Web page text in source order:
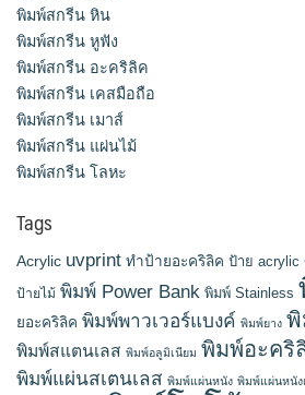
พิมพ์สกรีน หิน
พิมพ์สกรีน หูฟัง
พิมพ์สกรีน อะคริลิค
พิมพ์สกรีน เคสมือถือ
พิมพ์สกรีน เมาส์
พิมพ์สกรีน แผ่นไม้
พิมพ์สกรีน โลหะ
Tags
Acrylic uvprint ทำป้ายอะคริลิค ป้าย acrylic
ป้ายไม้ พิมพ์ Power Bank พิมพ์ Stainless
ยอะคริลิค พิมพ์พาวเวอร์แบงค์ พิมพ์ยาง พิ
พิมพ์สแตนเลส พิมพ์อลูมิเนียม พิมพ์อะคริ
พิมพ์แผ่นสเตนเลส พิมพ์แผ่นหนัง พิมพ์แผ่นหนัง